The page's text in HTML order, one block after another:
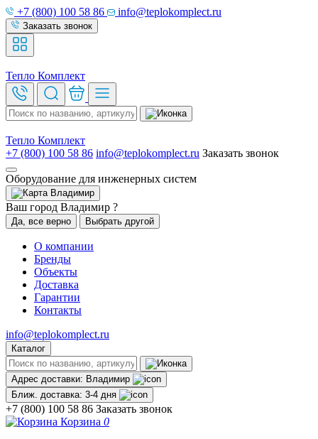
+7 (800) 100 58 86 info@teplokomplect.ru
Заказать звонок
Тепло Комплект
Тепло Комплект
+7 (800) 100 58 86 info@teplokomplect.ru Заказать звонок
Оборудование для инженерных систем
Владимир
Ваш город Владимир ?
Да, все верно Выбрать другой
О компании
Бренды
Объекты
Доставка
Гарантии
Контакты
info@teplokomplect.ru
Каталог
Адрес доставки: Владимир
Ближ. доставка: 3-4 дня
+7 (800) 100 58 86 Заказать звонок
Корзина 0